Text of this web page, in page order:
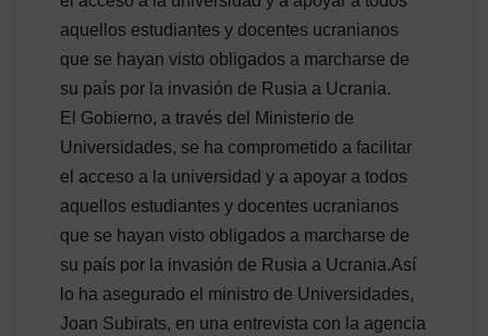
aquellos estudiantes y docentes ucranianos
que se hayan visto obligados a marcharse de
su país por la invasión de Rusia a Ucrania.
El Gobierno, a través del Ministerio de
Universidades, se ha comprometido a facilitar
el acceso a la universidad y a apoyar a todos
aquellos estudiantes y docentes ucranianos
que se hayan visto obligados a marcharse de
su país por la invasión de Rusia a Ucrania.Así
lo ha asegurado el ministro de Universidades,
Joan Subirats, en una entrevista con la agencia